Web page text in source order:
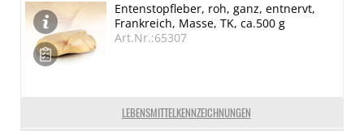
LEBENSMITTELKENNZEICHNUNGEN
Entenstopfleber, roh, ganz, entnervt,
Frankreich, Masse, TK, ca.500 g
Art.Nr.:65307